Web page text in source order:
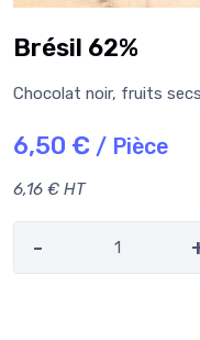
Brésil 62%
Chocolat noir, fruits
6,50 € / Pièce
6,16 € HT
-